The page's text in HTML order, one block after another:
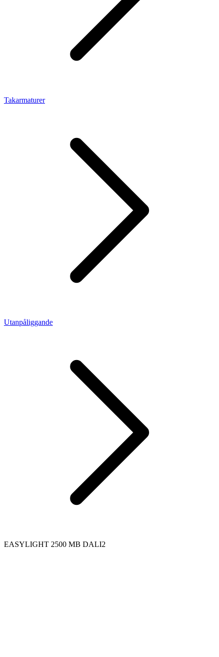
Takarmaturer
Utanpåliggande
EASYLIGHT 2500 MB DALI2